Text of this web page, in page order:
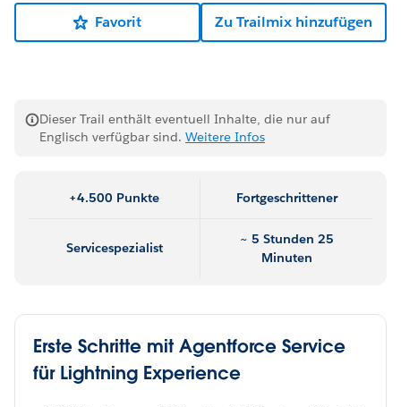
Favorit Zu Trailmix hinzufügen
Dieser Trail enthält eventuell Inhalte, die nur auf
Englisch verfügbar sind. Weitere Infos
+4.500 Punkte Fortgeschrittener
Servicespezialist
~ 5 Stunden 25
Minuten
Erste Schritte mit Agentforce Service
für Lightning Experience